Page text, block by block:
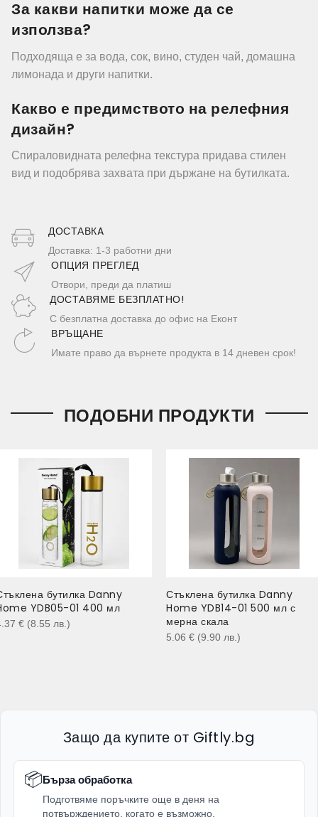
За какви напитки може да се
използва?
Подходяща е за вода, сок, вино, студен чай, домашна
лимонада и други напитки.
Какво е предимството на релефния
дизайн?
Спираловидната релефна текстура придава стилен
вид и подобрява захвата при държане на бутилката.
ДОСТАВКA
Доставка: 1-3 работни дни
ОПЦИЯ ПРЕГЛЕД
Отвори, преди да платиш
ДОСТАВЯМЕ БЕЗПЛАТНО!
С безплатна доставка до офис на Еконт
ВРЪЩАНЕ
Имате право да върнете продукта в 14 дневен срок!
ПОДОБНИ ПРОДУКТИ
бутилка Danny
YDB05-01 400 мл
€ (8.55 лв. )
Стъклена бутилка Danny
Home YDB14-01 500 мл с
мерна скала
5.06 € (9.90 лв. )
Защо да купите от Giftly.bg
📦Бърза обработка
Подготвяме поръчките още в деня на
потвърждението, когато е възможно.